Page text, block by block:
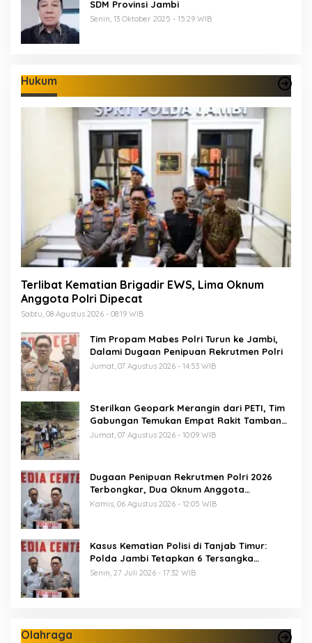
SDM Provinsi Jambi
Senin, 13 Oktober 2025 - 15:29 WIB
Hukum
Terlibat Kematian Brigadir EWS, Lima Oknum
Anggota Polri Dipecat
Sabtu, 08 Agustus 2026 - 08:19 WIB
Tim Propam Mabes Polri Turun ke Jambi,
Dalami Dugaan Penipuan Rekrutmen Polri
Jumat, 07 Agustus 2026 - 14:53 WIB
Sterilkan Geopark Merangin dari PETI, Tim
Gabungan Temukan Empat Rakit Tambang
Ilegal
Jumat, 07 Agustus 2026 - 10:09 WIB
Dugaan Penipuan Rekrutmen Polri 2026
Terbongkar, Dua Oknum Anggota
Diamankan Propam Polda Jambi
Kamis, 06 Agustus 2026 - 12:05 WIB
Kasus Kematian Polisi di Tanjab Timur:
Polda Jambi Tetapkan 6 Tersangka
Termasuk 5 Anggota Polri
Senin, 27 Juli 2026 - 17:32 WIB
Olahraga